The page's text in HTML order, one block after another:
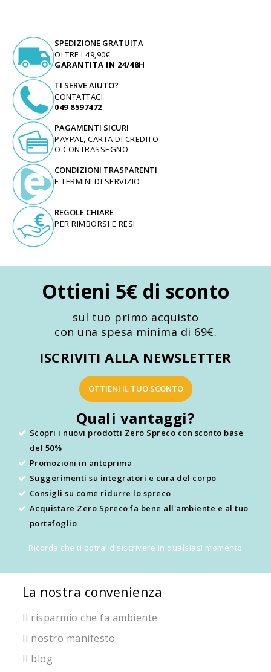
SPEDIZIONE GRATUITA
OLTRE I 49,90€
GARANTITA IN 24/48H
TI SERVE AIUTO?
CONTATTACI
049 8597472
PAGAMENTI SICURI
PAYPAL, CARTA DI CREDITO
O CONTRASSEGNO
CONDIZIONI TRASPARENTI
E TERMINI DI SERVIZIO
REGOLE CHIARE
PER RIMBORSI E RESI
Ottieni 5€ di sconto
sul tuo primo acquisto
con una spesa minima di 69€.
ISCRIVITI ALLA NEWSLETTER
OTTIENI IL TUO SCONTO
Quali vantaggi?
Scopri i nuovi prodotti Zero Spreco con sconto base
del 50%
Promozioni in anteprima
Suggerimenti su integratori e cura del corpo
Consigli su come ridurre lo spreco
Acquistare Zero Spreco fa bene all'ambiente e al tuo
portafoglio
Ricorda che ti potrai disiscrivere in qualsiasi momento
La nostra convenienza
Il risparmio che fa ambiente
Il nostro manifesto
Il blog